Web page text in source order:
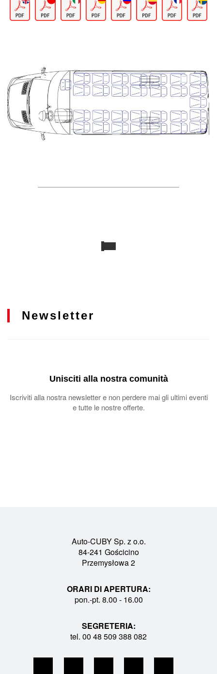
Newsletter
Unisciti alla nostra comunità
Iscriviti alla nostra newsletter e non perdere mai gli ultimi eventi
e tutte le nostre offerte.
Auto-CUBY Sp. z o.o.
84-241 Gościcino
Przemysłowa 2
ORARI DI APERTURA:
pon.-pt. 8.00 - 16.00
SEGRETERIA:
tel. 00 48 509 388 082